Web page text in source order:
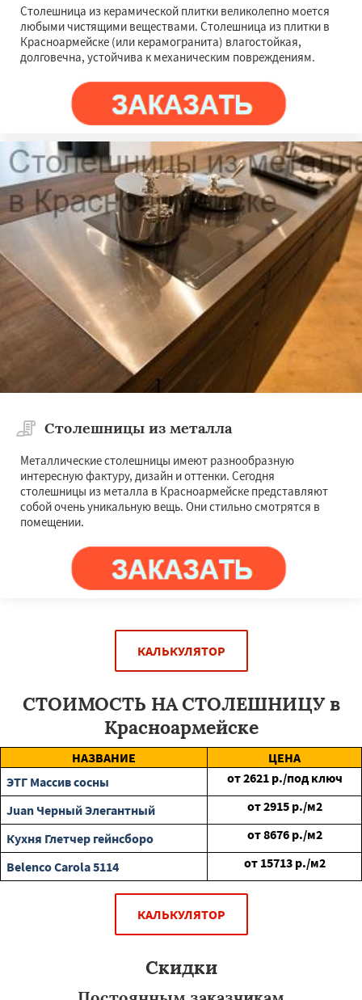
Столешница из керамической плитки великолепно моется
любыми чистящими веществами. Столешница из плитки в
Красноармейске (или керамогранита) влагостойкая,
долговечна, устойчива к механическим повреждениям.
Столешницы из металла
Металлические столешницы имеют разнообразную
интересную фактуру, дизайн и оттенки. Сегодня
столешницы из металла в Красноармейске представляют
собой очень уникальную вещь. Они стильно смотрятся в
помещении.
КАЛЬКУЛЯТОР
СТОИМОСТЬ НА СТОЛЕШНИЦУ в
Красноармейске
НАЗВАНИЕ
ЦЕНА
ЭТГ Массив сосны
от2621 р./под ключ
Juan Черный Элегантный
от2915 р./м2
Кухня Глетчер гейнсборо
от8676 р./м2
Belenco Carola 5114
от 15713 р./м2
КАЛЬКУЛЯТОР
Скидки